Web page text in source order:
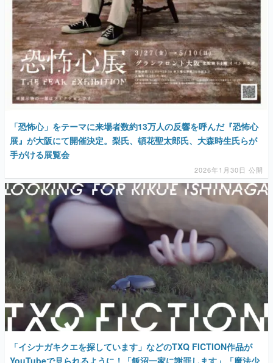
「恐怖心」をテーマに来場者数約13万人の反響を呼んだ『恐怖心
展』が大阪にて開催決定。梨氏、頓花聖太郎氏、大森時生氏らが
手がける展覧会
2026年1月30日 公開
「イシナガキクエを探しています」などのTXQ FICTION作品が
YouTubeで見られるように！「飯沼一家に謝罪します」「魔法少